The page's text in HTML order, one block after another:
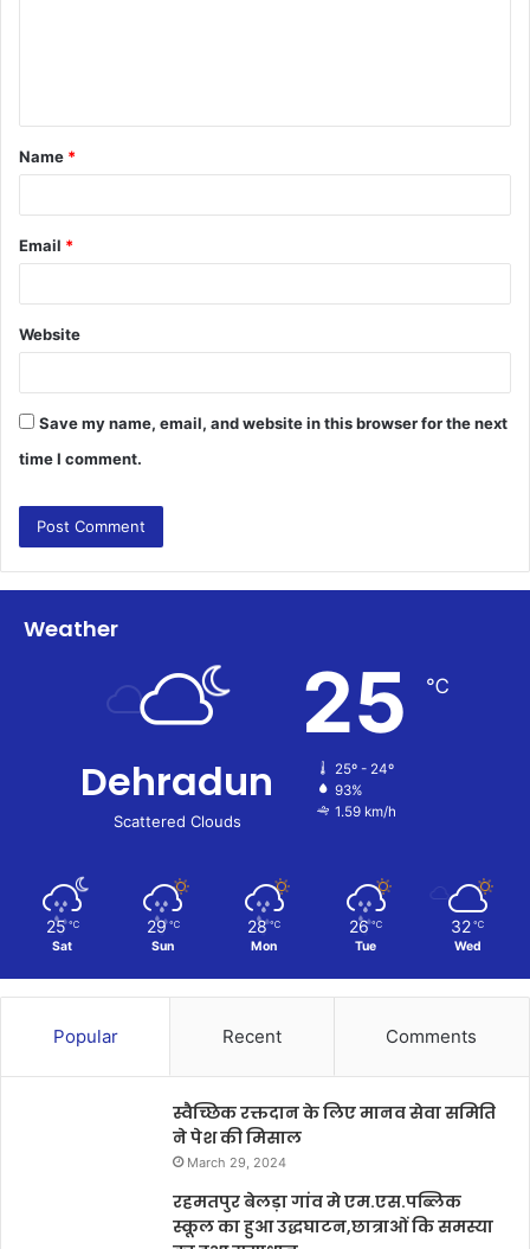
t
*
Name *
Email *
Website
Save my name, email, and website in this browser for the next
time I comment.
Weather
Dehradun
Scattered Clouds
25 ℃
25º - 24º
93%
1.59 km/h
25 ℃
Sat
29 ℃
Sun
28 ℃
Mon
26 ℃
Tue
32 ℃
Wed
Popular Recent Comments
स्वैच्छिक रक्तदान के लिए मानव सेवा समिति
ने पेश की मिसाल
March 29, 2024
रहमतपुर बेलड़ा गांव मे एम.एस.पब्लिक
स्कूल का हुआ उद्धघाटन,छात्राओं कि समस्या